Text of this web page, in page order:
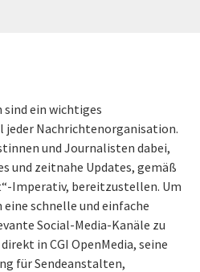
ein wichtiges
Nachrichtenorganisation.
und Journalisten dabei,
und zeitnahe Updates, gemäß
Imperativ, bereitzustellen. Um
schnelle und einfache
Social-Media-Kanäle zu
in CGI OpenMedia, seine
für Sendeanstalten,